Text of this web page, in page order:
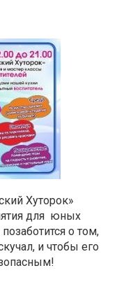
Хуторок»
для юных
о том,
и чтобы его